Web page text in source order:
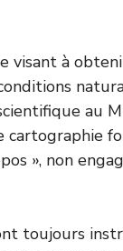
à
au
cartographie
», non
toujours